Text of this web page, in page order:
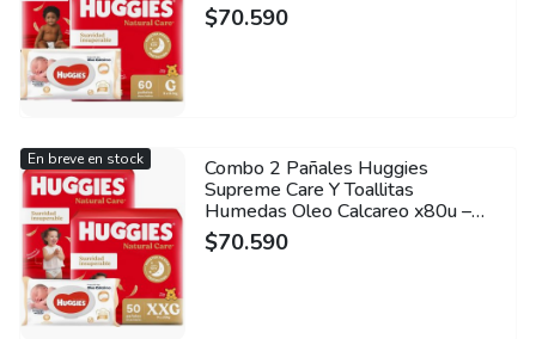
$70.590
Combo 2 Pañales Huggies
Supreme Care Y Toallitas
Humedas Oleo Calcareo x80u –
XXG
$70.590
En breve en stock